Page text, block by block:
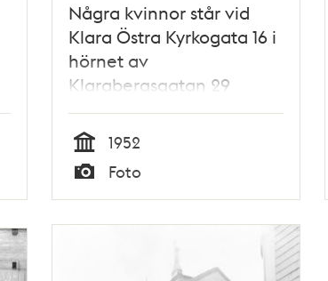
Några kvinnor står vid
Klara Östra Kyrkogata 16 i
hörnet av
Klarabergsgatan 29
Tid
1952
Foto